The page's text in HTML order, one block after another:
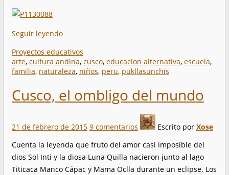
Seguir leyendo
Proyectos educativos
arte, cultura andina, cusco, educacion alternativa, escuela,
familia, naturaleza, niños, peru, pukllasunchis
Cusco, el ombligo del mundo
21 de febrero de 2015 9 comentarios Escrito por Xose
Cuenta la leyenda que fruto del amor casi imposible del
dios Sol Inti y la diosa Luna Quilla nacieron junto al lago
Titicaca Manco Cápac y Mama Oclla durante un eclipse. Los